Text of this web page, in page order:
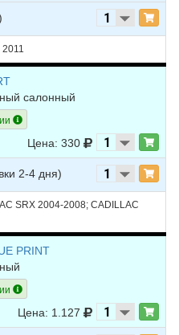
салонный
Цена: 330
2-4 дня)
SRX 2004-2008; CADILLAC
PRINT
Цена: 1.127